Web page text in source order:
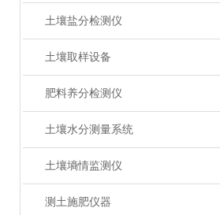
土壤盐分检测仪
土壤取样设备
肥料养分检测仪
土壤水分测量系统
土壤墒情监测仪
测土施肥仪器